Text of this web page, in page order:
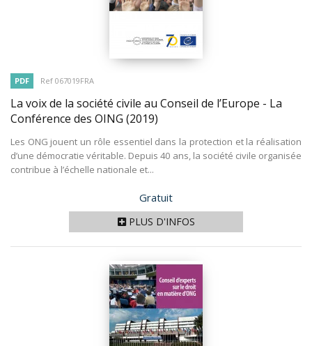
PDF Ref 067019FRA
La voix de la société civile au Conseil de l’Europe - La
Conférence des OING (2019)
Les ONG jouent un rôle essentiel dans la protection et la réalisation
d’une démocratie véritable. Depuis 40 ans, la société civile organisée
contribue à l’échelle nationale et...
Prix
Gratuit
PLUS D'INFOS